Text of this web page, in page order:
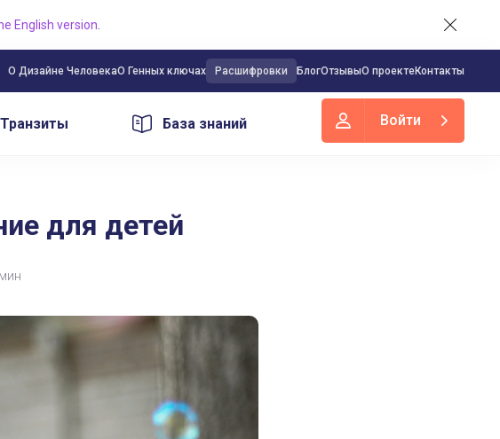
English version
О Дизайне ЧеловекаО Генных ключах Расшифровки БлогОтзывыО проектеКонтакты
Транзиты База знаний Войти
для детей